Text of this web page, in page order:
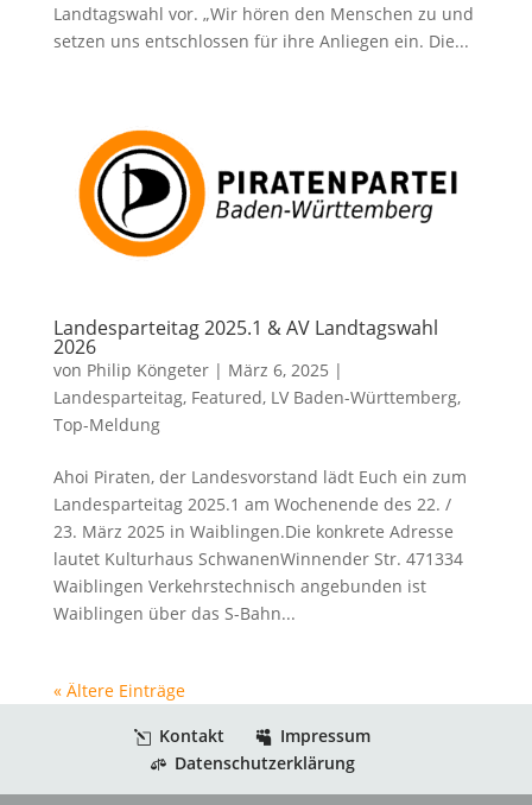
Landtagswahl vor. „Wir hören den Menschen zu und
setzen uns entschlossen für ihre Anliegen ein. Die...
Landesparteitag 2025.1 & AV Landtagswahl
2026
von Philip Köngeter| März 6, 2025 |
Landesparteitag, Featured, LV Baden-Württemberg,
Top-Meldung
Ahoi Piraten, der Landesvorstand lädt Euch ein zum
Landesparteitag 2025.1 am Wochenende des 22. /
23. März 2025 in Waiblingen.Die konkrete Adresse
lautet Kulturhaus SchwanenWinnender Str. 471334
Waiblingen Verkehrstechnisch angebunden ist
Waiblingen über das S-Bahn...
« Ältere Einträge
Kontakt
Impressum
Datenschutzerklärung